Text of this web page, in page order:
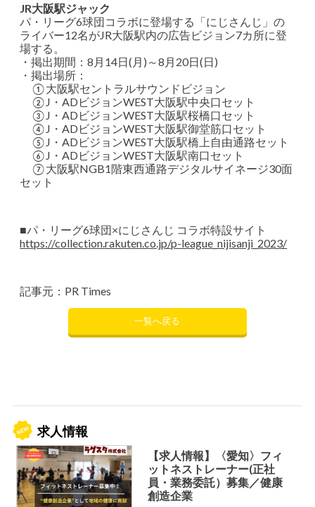
JR大阪駅ジャック
パ・リーグ6球団コラボに登場する「にじさんじ」の
ライバー12名がJR大阪駅内の広告ビジョン7カ所に登
場する。
・掲出期間：8月14日(月)～8月20日(日)
・掲出場所：
①大阪駅セントラルサウンドビジョン
②J・ADビジョンWEST大阪駅中央口セット
③J・ADビジョンWEST大阪駅桜橋口セット
④J・ADビジョンWEST大阪駅御堂筋口セット
⑤J・ADビジョンWEST大阪駅橋上自由通路セット
⑥J・ADビジョンWEST大阪駅南口セット
⑦大阪駅NGB1階東西通路デジタルサイネージ30面
セット
■パ・リーグ6球団×にじさんじ コラボ特設サイト
https://collection.rakuten.co.jp/p-league_nijisanji_2023/
記事元：PR Times
一覧へ戻る
求人情報
【求人情報】〈愛知〉フィ
ットネストレーナー(正社
員・業務委託）募集／健康
創造企業